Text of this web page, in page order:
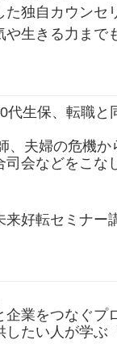
独自カウン
生きる力ま
生保、転職
、夫婦の危機
会などをこ
好転セミナ
業をつなぐプ
たい人が学